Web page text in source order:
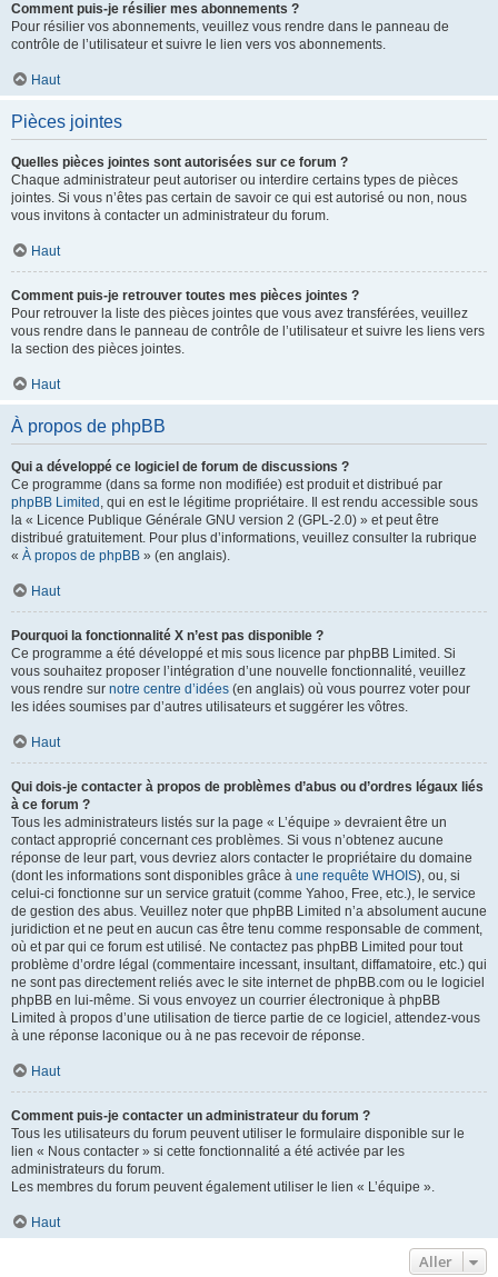
Comment puis-je résilier mes abonnements ?
Pour résilier vos abonnements, veuillez vous rendre dans le panneau de
contrôle de l’utilisateur et suivre le lien vers vos abonnements.
Haut
Pièces jointes
Quelles pièces jointes sont autorisées sur ce forum ?
Chaque administrateur peut autoriser ou interdire certains types de pièces
jointes. Si vous n’êtes pas certain de savoir ce qui est autorisé ou non, nous
vous invitons à contacter un administrateur du forum.
Haut
Comment puis-je retrouver toutes mes pièces jointes ?
Pour retrouver la liste des pièces jointes que vous avez transférées, veuillez
vous rendre dans le panneau de contrôle de l’utilisateur et suivre les liens vers
la section des pièces jointes.
Haut
À propos de phpBB
Qui a développé ce logiciel de forum de discussions ?
Ce programme (dans sa forme non modifiée) est produit et distribué par
phpBB Limited , qui en est le légitime propriétaire. Il est rendu accessible sous
la « Licence Publique Générale GNU version 2 (GPL-2.0) » et peut être
distribué gratuitement. Pour plus d’informations, veuillez consulter la rubrique
« À propos de phpBB » (en anglais).
Haut
Pourquoi la fonctionnalité X n’est pas disponible ?
Ce programme a été développé et mis sous licence par phpBB Limited. Si
vous souhaitez proposer l’intégration d’une nouvelle fonctionnalité, veuillez
vous rendre sur notre centre d’idées (en anglais) où vous pourrez voter pour
les idées soumises par d’autres utilisateurs et suggérer les vôtres.
Haut
Qui dois-je contacter à propos de problèmes d’abus ou d’ordres légaux liés
à ce forum ?
Tous les administrateurs listés sur la page « L’équipe » devraient être un
contact approprié concernant ces problèmes. Si vous n’obtenez aucune
réponse de leur part, vous devriez alors contacter le propriétaire du domaine
(dont les informations sont disponibles grâce à une requête WHOIS), ou, si
celui-ci fonctionne sur un service gratuit (comme Yahoo, Free, etc.), le service
de gestion des abus. Veuillez noter que phpBB Limited n’a absolument aucune
juridiction et ne peut en aucun cas être tenu comme responsable de comment,
où et par qui ce forum est utilisé. Ne contactez pas phpBB Limited pour tout
problème d’ordre légal (commentaire incessant, insultant, diffamatoire, etc.) qui
ne sont pas directement reliés avec le site internet de phpBB.com ou le logiciel
phpBB en lui-même. Si vous envoyez un courrier électronique à phpBB
Limited à propos d’une utilisation de tierce partie de ce logiciel, attendez-vous
à une réponse laconique ou à ne pas recevoir de réponse.
Haut
Comment puis-je contacter un administrateur du forum ?
Tous les utilisateurs du forum peuvent utiliser le formulaire disponible sur le
lien « Nous contacter » si cette fonctionnalité a été activée par les
administrateurs du forum.
Les membres du forum peuvent également utiliser le lien « L’équipe ».
Haut
Aller